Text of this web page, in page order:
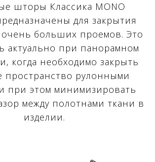
шторы Классика МОNО
для закрытия
больших проемов. Это
актуально при панорамном
когда необходимо закрыть
пространство рулонными
при этом минимизировать
между полотнами ткани в
изделии.